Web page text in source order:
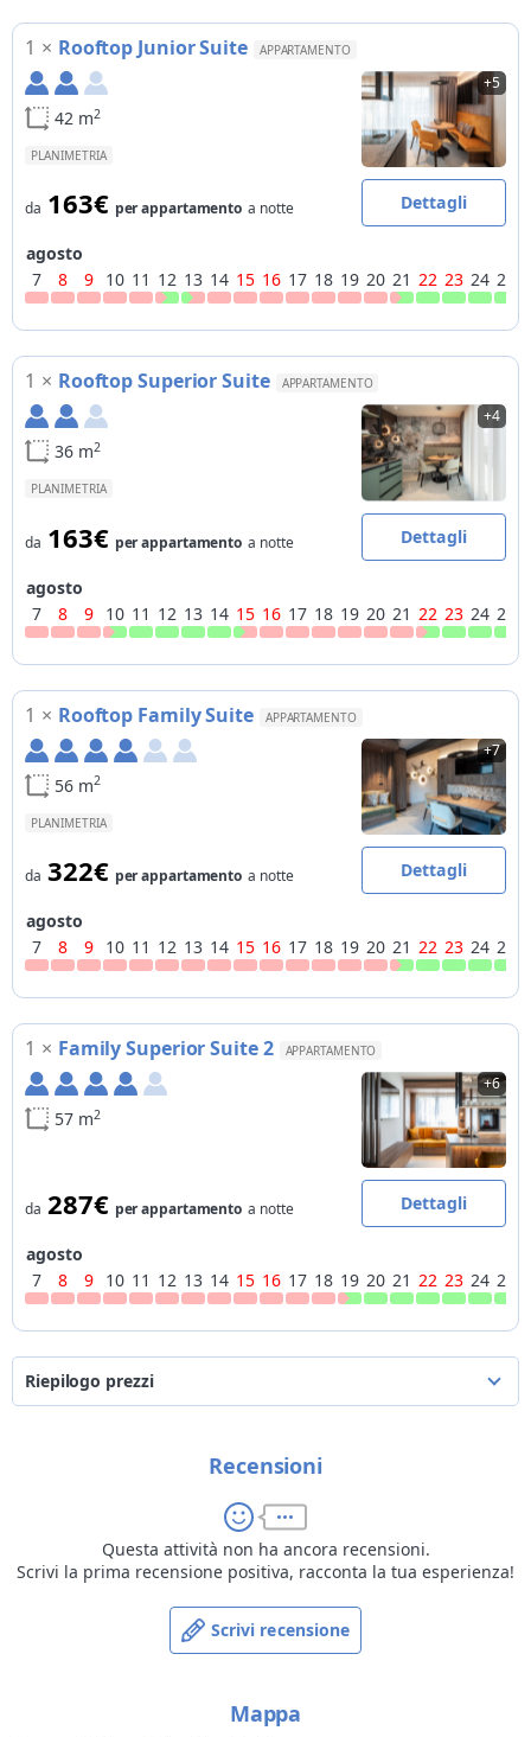
1 × Rooftop Junior Suite APPARTAMENTO
42 m2
PLANIMETRIA
+5
da 163€ per appartamento a notte Dettagli
agosto
7
8 9 10 11 12 13 14 15 16 17 18 19 20 21 22 23 24 25
1 × Rooftop Superior Suite APPARTAMENTO
36 m2
PLANIMETRIA
+4
da 163€ per appartamento a notte Dettagli
agosto
7
8 9 10 11 12 13 14 15 16 17 18 19 20 21 22 23 24 25
1 × Rooftop Family Suite APPARTAMENTO
56 m2
PLANIMETRIA
+7
da 322€ per appartamento a notte Dettagli
agosto
7
8 9 10 11 12 13 14 15 16 17 18 19 20 21 22 23 24 25
1 × Family Superior Suite 2 APPARTAMENTO
57 m2
+6
da 287€ per appartamento a notte Dettagli
agosto
7
8 9 10 11 12 13 14 15 16 17 18 19 20 21 22 23 24 25
Riepilogo prezzi
31/08/2026
30/09/2026
01/10/2026
31/10/2026 da131€a340€
Recensioni
Questa attività non ha ancora recensioni.
Scrivi la prima recensione positiva, racconta la tua esperienza!
Scrivi recensione
Mappa